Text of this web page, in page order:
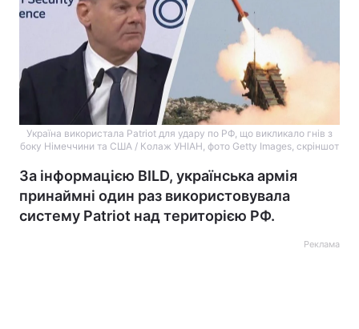
Україна використала Patriot для удару по РФ, що викликало гнів з
боку Німеччини та США / Колаж УНІАН, фото Getty Images, скріншот
За інформацією BILD, українська армія
принаймні один раз використовувала
систему Patriot над територією РФ.
Реклама